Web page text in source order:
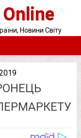
Новини Світу